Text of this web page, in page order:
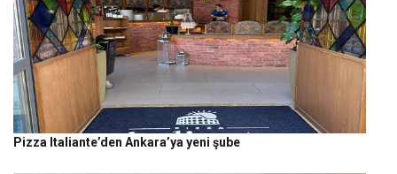
Pizza Italiante’den Ankara’ya yeni şube